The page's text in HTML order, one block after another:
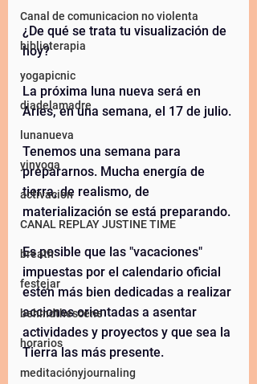
Canal de comunicacion no violenta
biblioterapia
yogapicnic
diadelamadre
lunanueva
yinyoga
activacion
CANAL REPLAY JUSTINE TIME
breath
festejar
behindthescene
horarios
meditaciónyjournaling
¿De qué se trata tu visualización de
hoy?
La próxima luna nueva será en
Aries, en una semana, el 17 de julio.
Tenemos una semana para
prepararnos. Mucha energía de
tierra, de realismo, de
materialización se está preparando.
Es posible que las "vacaciones"
impuestas por el calendario oficial
estén más bien dedicadas a realizar
acciones orientadas a asentar
actividades y proyectos y que sea la
Tierra las más presente.